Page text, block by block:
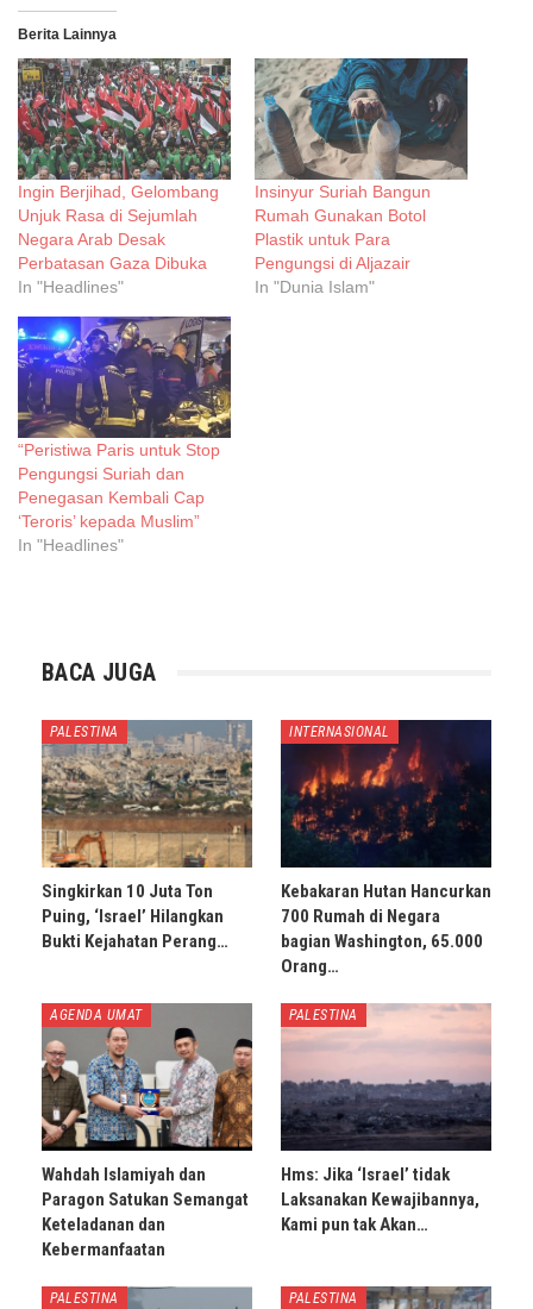
Berita Lainnya
Ingin Berjihad, Gelombang
Unjuk Rasa di Sejumlah
Negara Arab Desak
Perbatasan Gaza Dibuka
In "Headlines"
Insinyur Suriah Bangun
Rumah Gunakan Botol
Plastik untuk Para
Pengungsi di Aljazair
In "Dunia Islam"
“Peristiwa Paris untuk Stop
Pengungsi Suriah dan
Penegasan Kembali Cap
‘Teroris’ kepada Muslim”
In "Headlines"
BACA JUGA
PALESTINA
Singkirkan 10 Juta Ton
Puing, ‘Israel’ Hilangkan
Bukti Kejahatan Perang…
INTERNASIONAL
Kebakaran Hutan Hancurkan
700 Rumah di Negara
bagian Washington, 65.000
Orang…
AGENDA UMAT
Wahdah Islamiyah dan
Paragon Satukan Semangat
Keteladanan dan
Kebermanfaatan
PALESTINA
Hms: Jika ‘Israel’ tidak
Laksanakan Kewajibannya,
Kami pun tak Akan…
PALESTINA PALESTINA